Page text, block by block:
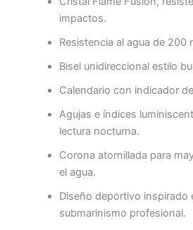
impactos.
Resistencia al agua de 200
Bisel unidireccional estilo
Calendario con indicador
Agujas e índices
lectura nocturna.
Corona atornillada para
el agua.
Diseño deportivo inspirado
submarinismo profesional.